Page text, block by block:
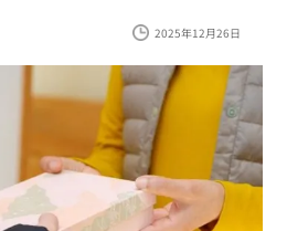
お客さま 企業情報
利用規約
2025年12月26日